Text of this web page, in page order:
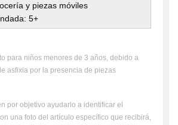
y piezas móviles
5+
para niños menores de 3 años, debido a
asfixia por la presencia de piezas
por objetivo ayudarlo a identificar el
una foto del artículo específico que recibirá,